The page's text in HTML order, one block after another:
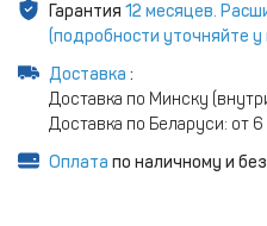
Гарантия 12 месяцев.
(подробности уточняйте
Доставка :
Доставка по Минску
Доставка по Беларуси: от 6
Оплата по наличному и